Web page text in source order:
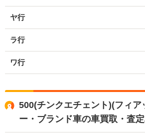
ヤ行
ラ行
ワ行
500(チンクエチェント)(フィア
ー・ブランド車の車買取・査